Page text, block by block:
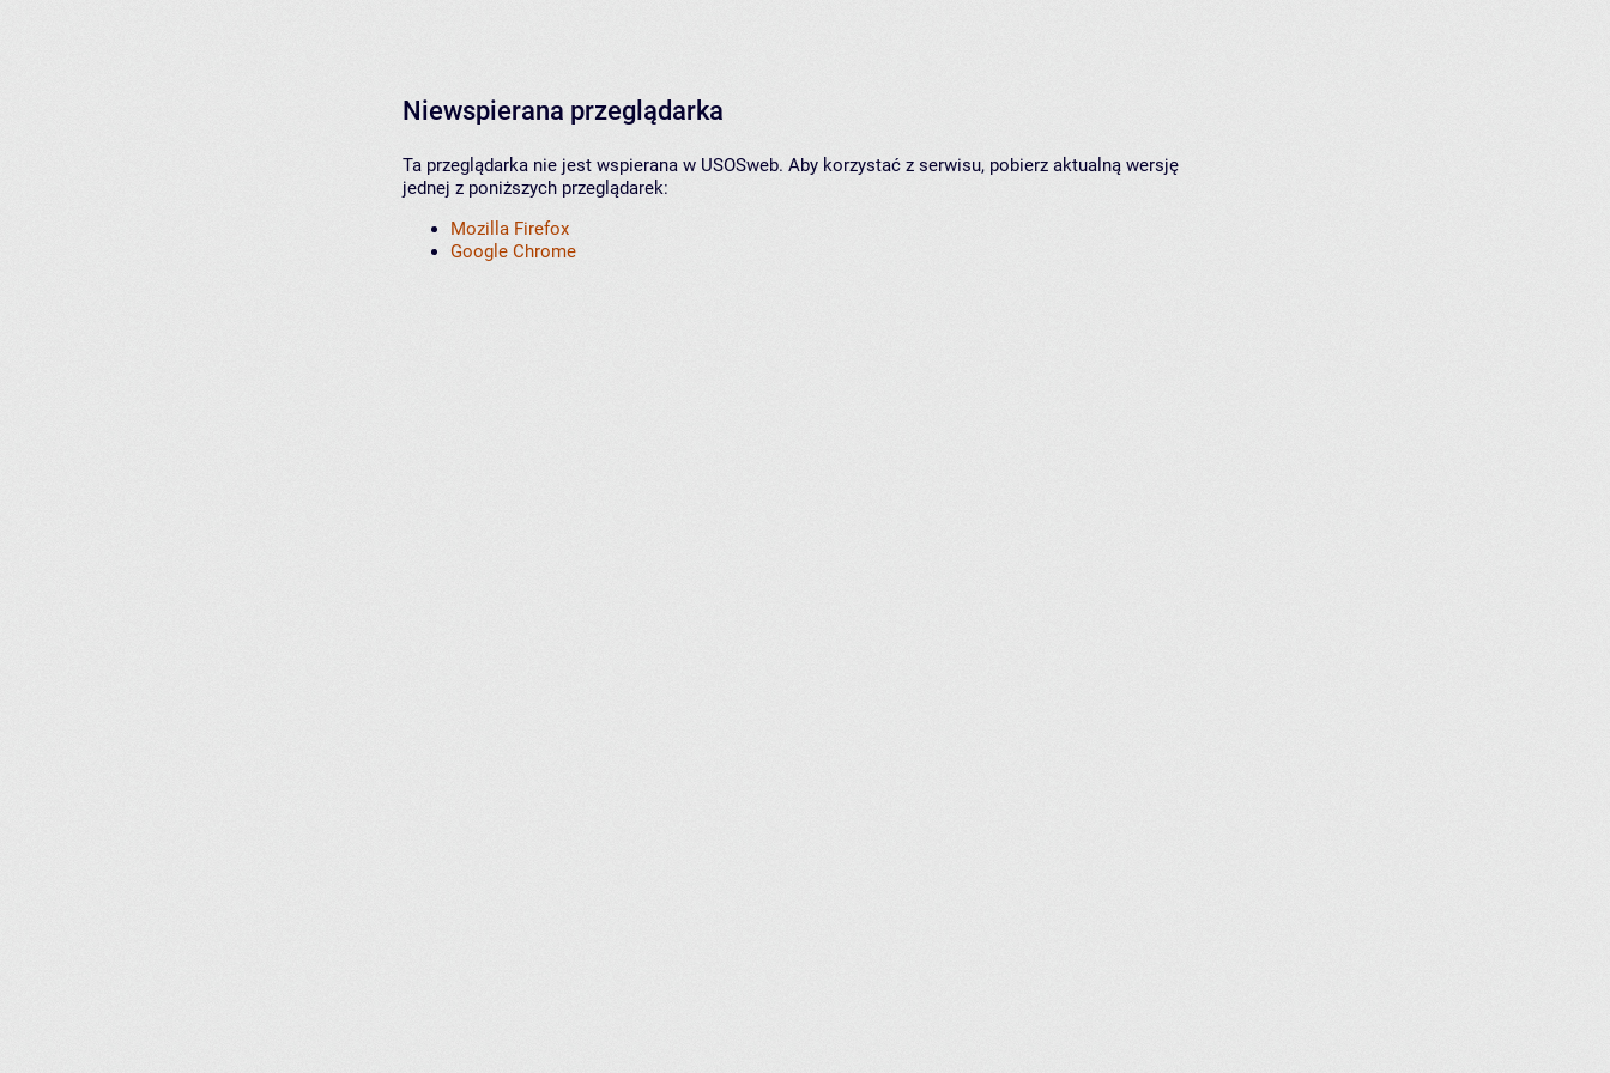
Niewspierana przeglądarka
Ta przeglądarka nie jest wspierana w USOSweb. Aby korzystać z serwisu, pobierz aktualną wersję
jednej z poniższych przeglądarek:
Mozilla Firefox
Google Chrome